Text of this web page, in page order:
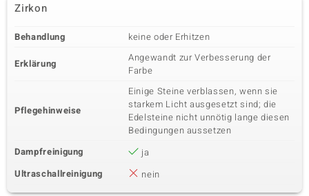
Zirkon
Behandlung keine oder Erhitzen
Erklärung
Angewandt zur Verbesserung der
Farbe
Pflegehinweise
Einige Steine verblassen, wenn sie
starkem Licht ausgesetzt sind; die
Edelsteine nicht unnötig lange diesen
Bedingungen aussetzen
Dampfreinigung
ja
Ultraschallreinigung
nein